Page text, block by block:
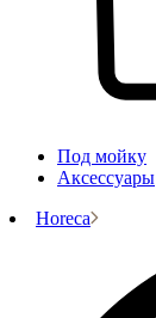
Под мойку
Аксессуары
Horeca